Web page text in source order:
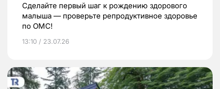
Сделайте первый шаг к рождению здорового
малыша — проверьте репродуктивное здоровье
по ОМС!
13:10 / 23.07.26